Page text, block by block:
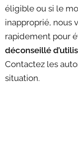
éligible ou si le
inapproprié, nous
rapidement pour
déconseillé
Contactez les
situation.